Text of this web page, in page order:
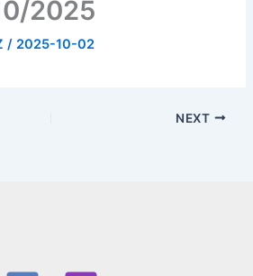
2025
/ 2025-10-02
NEXT